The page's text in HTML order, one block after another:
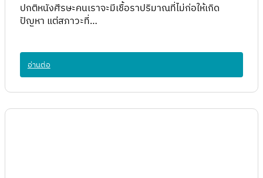
ปกติหนังศีรษะคนเราจะมีเชื้อราปริมาณที่ไม่ก่อให้เกิด
ปัญหา แต่สภาวะที่…
อ่านต่อ